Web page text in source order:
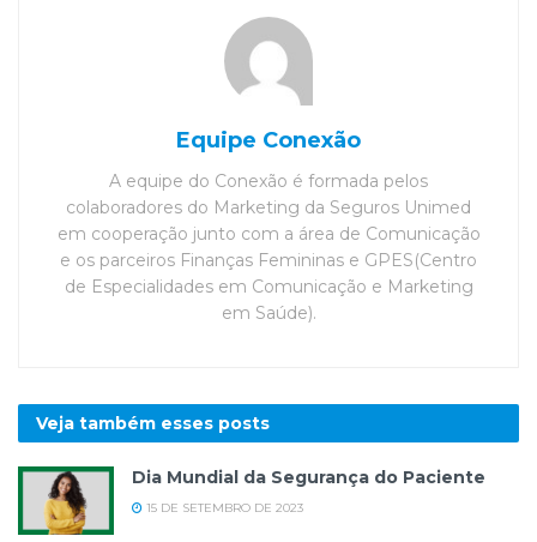
Equipe Conexão
A equipe do Conexão é formada pelos
colaboradores do Marketing da Seguros Unimed
em cooperação junto com a área de Comunicação
e os parceiros Finanças Femininas e GPES(Centro
de Especialidades em Comunicação e Marketing
em Saúde).
Veja também esses posts
Dia Mundial da Segurança do Paciente
15 DE SETEMBRO DE 2023